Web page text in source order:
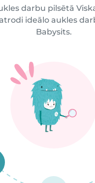
darbu pilsētā
ideālo aukles
Babysits.